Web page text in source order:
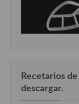
Recetarios
descargar.